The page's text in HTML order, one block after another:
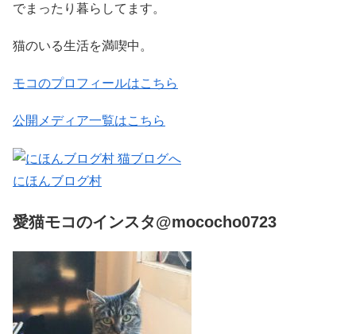
でまったり暮らしてます。
猫のいる生活を満喫中。
モコのプロフィールはこちら
公開メディア一覧はこちら
にほんブログ村
愛猫モコのインスタ@mococho0723